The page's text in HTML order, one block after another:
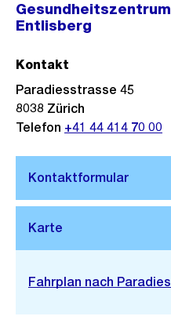
Entlisberg
Stadtplan 3D
Externer
Fahrplan nach
Kontakt
Paradiesstrasse 45
8038 Zürich
Telefon +41 44 414 70 00